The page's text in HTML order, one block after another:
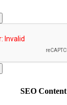
SEO Content